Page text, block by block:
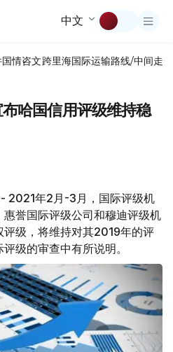
中文
国情咨文跨里海国际运输路线/中间走廊
哈国信用评级维持稳
2021年2月-3月，国际评级机
誉国际评级公司和穆迪评级机
级，将维持对其2019年的评
级的审查中有所说明。